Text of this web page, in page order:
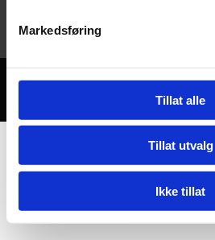
Markedsføring
Tillat alle
Tillat utvalg
Ikke tillat
Utviklet avHjemmesidehuset.